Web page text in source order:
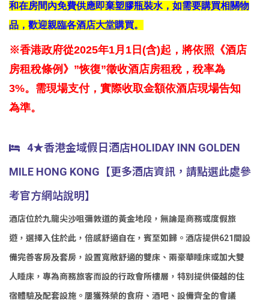
和在房間內免費供應即棄塑膠瓶裝水，如需要購買相關物
品，歡迎親臨各酒店大堂購買。
※香港政府從2025年1月1日(含)起，將依照《酒店
房租稅條例》”恢復”徵收酒店房租稅，稅率為
3%。需現場支付，實際收取金額依酒店現場告知
為準。
4★香港金域假日酒店HOLIDAY INN GOLDEN
MILE HONG KONG【更多酒店資訊，請點選此處參
考官方網站說明】
酒店位於九龍尖沙咀彌敦道的黃金地段，無論是商務或度假旅
遊，選擇入住於此，倍感舒適自在，賓至如歸。酒店提供621間設
備完善客房及套房，設置寬敞舒適的雙床、兩豪華睡床或加大雙
人睡床，專為商務旅客而設的行政會所樓層，特別提供優越的住
宿體驗及配套設施。屢獲殊榮的食府、酒吧、設備齊全的會議